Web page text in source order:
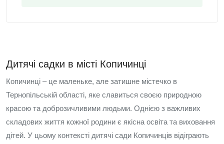
Дитячі садки в місті Копичинці
Копичинці – це маленьке, але затишне містечко в
Тернопільській області, яке славиться своєю природною
красою та доброзичливими людьми. Однією з важливих
складових життя кожної родини є якісна освіта та виховання
дітей. У цьому контексті дитячі сади Копичинців відіграють